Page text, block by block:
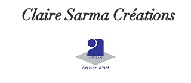
Claire Sarma Créations